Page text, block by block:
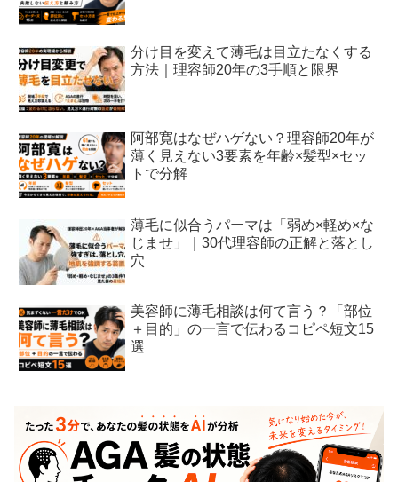
分け目を変えて薄毛は目立たなくする
方法｜理容師20年の3手順と限界
阿部寛はなぜハゲない？理容師20年が
薄く見えない3要素を年齢×髪型×セッ
トで分解
薄毛に似合うパーマは「弱め×軽め×な
じませ」｜30代理容師の正解と落とし
穴
美容師に薄毛相談は何て言う？「部位
＋目的」の一言で伝わるコピペ短文15
選